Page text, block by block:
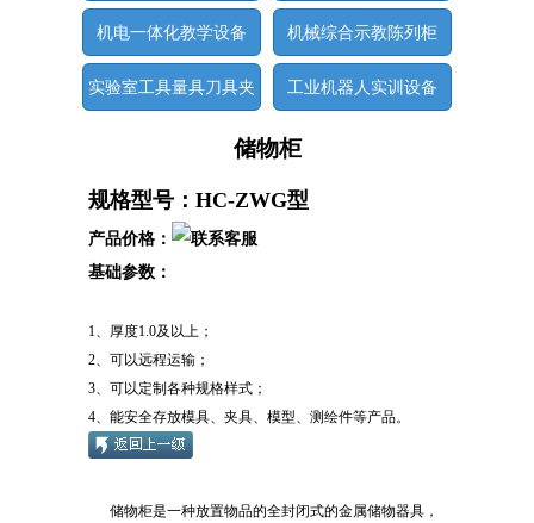
机电一体化教学设备 机械综合示教陈列柜
实验室工具量具刀具夹 工业机器人实训设备
储物柜
规格型号：HC-ZWG型
产品价格：
基础参数：
1、厚度1.0及以上；
2、可以远程运输；
3、可以定制各种规格样式；
4、能安全存放模具、夹具、模型、测绘件等产品。
储物柜是一种放置物品的全封闭式的金属储物器具，